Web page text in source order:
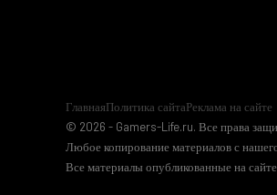
ГлавнаяПолитика сайтаРеклама на сайте
© 2026 - Gamers-Life.ru. Все права
Любое копирование материалов с
Все материалы опубликованные на